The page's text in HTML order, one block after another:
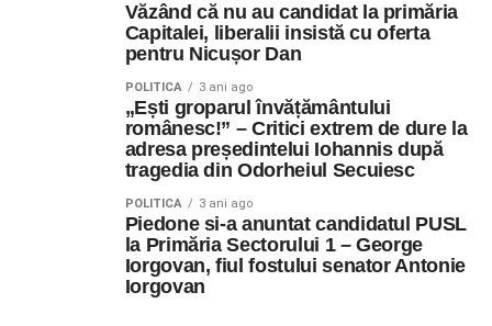
Văzând că nu au candidat la primăria
Capitalei, liberalii insistă cu oferta
pentru Nicușor Dan
POLITICA 3 ani ago
„Ești groparul învățământului
românesc!” – Critici extrem de dure la
adresa președintelui Iohannis după
tragedia din Odorheiul Secuiesc
POLITICA 3 ani ago
Piedone si-a anuntat candidatul PUSL
la Primăria Sectorului 1 – George
Iorgovan, fiul fostului senator Antonie
Iorgovan